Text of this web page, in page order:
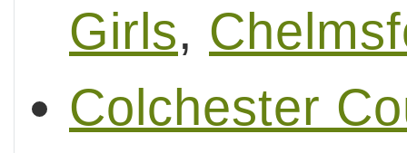
Girls,
Colchester